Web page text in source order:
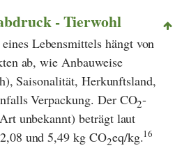
- Tierwohl
eines Lebensmittels hängt von
ab, wie Anbauweise
Saisonalität, Herkunftsland,
Verpackung. Der CO2-
unbekannt) beträgt laut
und 5,49 kg CO2eq/kg.16